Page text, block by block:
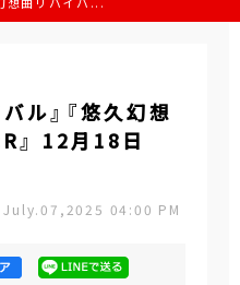
ル』『悠久幻想
』 12月18日
04:00 PM